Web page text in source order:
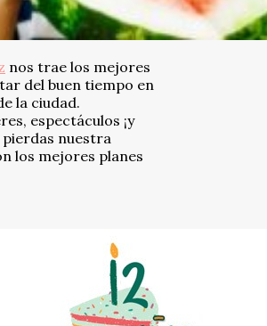
nos trae los mejores
del buen tiempo en
la ciudad.
espectáculos ¡y
nuestra
los mejores planes